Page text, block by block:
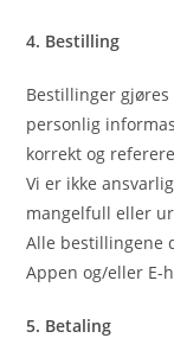
4. Bestilling
Bestillinger
personlig
korrekt og
Vi er ikke
mangelfull eller
Alle bestillingene
Appen og/eller E-
5. Betaling